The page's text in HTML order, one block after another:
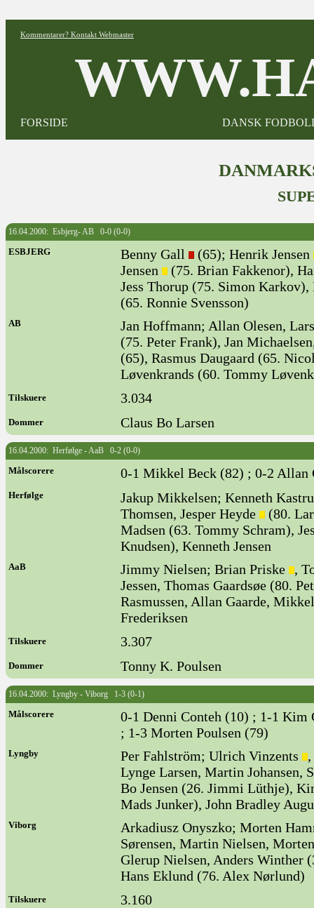
Kommentarer? Kontakt Webmaster
FORSIDE DANSK
16.04.2000: Esbjerg- AB 0-0 (0-0)
ESBJERG Benny Gall
(65); Henrik Jensen
Jensen
(75. Brian Fakkenor),
Jess Thorup (75. Simon
(65. Ronnie Svensson)
AB
Jan Hoffmann; Allan Olesen,
(75. Peter Frank), Jan
(65), Rasmus Daugaard (65.
Løvenkrands (60. Tommy
Tilskuere 3.034
Dommer Claus Bo Larsen
16.04.2000: Herfølge - AaB 0-2 (0-0)
Målscorere 0-1 Mikkel Beck (82) ; 0-2 Allan
Herfølge
Jakup Mikkelsen; Kenneth
Thomsen, Jesper Heyde
(80.
Madsen (63. Tommy Schram),
Knudsen), Kenneth Jensen
AaB Jimmy Nielsen; Brian Priske
,
Jessen, Thomas Gaardsøe (80.
Rasmussen, Allan Gaarde,
Frederiksen
Tilskuere 3.307
Dommer Tonny K. Poulsen
16.04.2000: Lyngby - Viborg 1-3 (0-1)
Målscorere
0-1 Denni Conteh (10) ; 1-1
; 1-3 Morten Poulsen (79)
Lyngby Per Fahlström; Ulrich Vinzents
Lynge Larsen, Martin Johansen,
Bo Jensen (26. Jimmi Lüthje),
Mads Junker), John Bradley
Viborg
Arkadiusz Onyszko; Morten
Sørensen, Martin Nielsen,
Glerup Nielsen, Anders Winther
Hans Eklund (76. Alex Nørlund)
Tilskuere 3.160